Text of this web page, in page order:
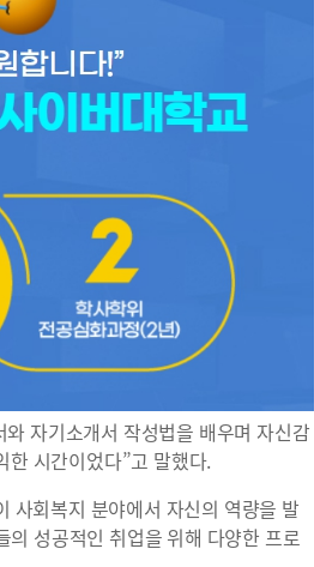
자기소개서 작성법을 배우며 자신감
한 시간이었다”고 말했다.
사회복지 분야에서 자신의 역량을 발
성공적인 취업을 위해 다양한 프로